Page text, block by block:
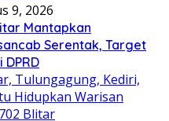
9, 2026
Mantapkan
Serentak, Target
DPRD